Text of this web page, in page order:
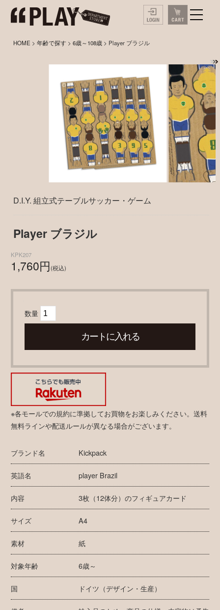
HOME >年齢で探す >6歳～108歳 > Player ブラジル
D.I.Y. 組立式テーブルサッカー・ゲーム
Player ブラジル
KPK207
1,760円(税込)
数量
※各モールでの規約に準拠してお買物をお楽しみください。送料
無料ラインや配送ルールが異なる場合がございます。
ブランド名 Kickpack
英語名 player Brazil
内容 3枚（12体分）のフィギュアカード
サイズ A4
素材 紙
対象年齢 6歳～
国 ドイツ（デザイン・生産）